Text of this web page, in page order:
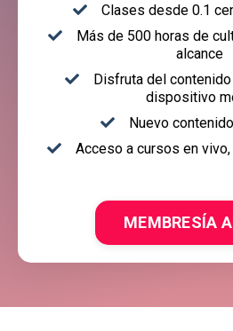
Clases desde 0.1
Más de 500 horas de
alcance
Disfruta del
dispositivo
Nuevo
Acceso a cursos en
MEMBRESÍA